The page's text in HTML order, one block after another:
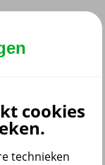
cookies
technieken